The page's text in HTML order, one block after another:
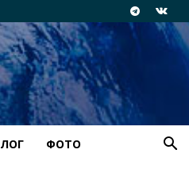
ФОТО